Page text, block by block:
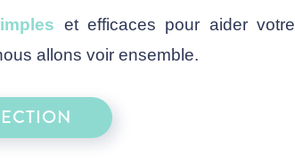
et efficaces pour aider votre
allons voir ensemble.